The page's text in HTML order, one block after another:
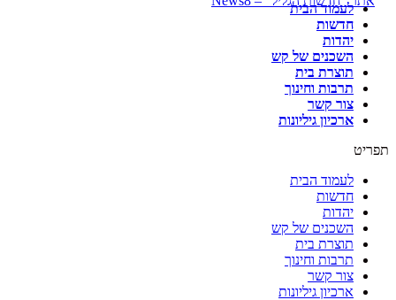
לעמוד הבית
חדשות
יהדות
השכנים של קש
תוצרת בית
תרבות וחינוך
צור קשר
ארכיון גיליונות
תפריט
לעמוד הבית
חדשות
יהדות
השכנים של קש
תוצרת בית
תרבות וחינוך
צור קשר
ארכיון גיליונות